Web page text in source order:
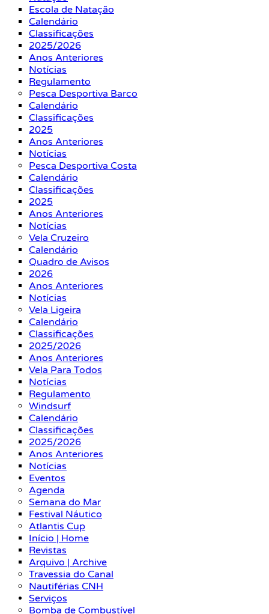
Escola de Natação
Calendário
Classificações
2025/2026
Anos Anteriores
Notícias
Regulamento
Pesca Desportiva Barco
Calendário
Classificações
2025
Anos Anteriores
Notícias
Pesca Desportiva Costa
Calendário
Classificações
2025
Anos Anteriores
Notícias
Vela Cruzeiro
Calendário
Quadro de Avisos
2026
Anos Anteriores
Notícias
Vela Ligeira
Calendário
Classificações
2025/2026
Anos Anteriores
Vela Para Todos
Notícias
Regulamento
Windsurf
Calendário
Classificações
2025/2026
Anos Anteriores
Notícias
Eventos
Agenda
Semana do Mar
Festival Náutico
Atlantis Cup
Início | Home
Revistas
Arquivo | Archive
Travessia do Canal
Nautiférias CNH
Serviços
Bomba de Combustível